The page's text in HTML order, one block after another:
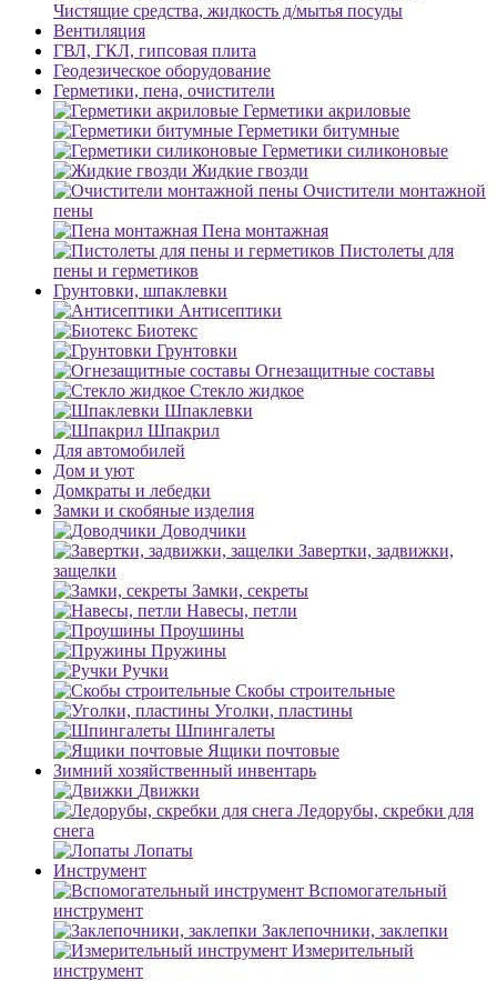
Чистящие средства, жидкость д/мытья посуды
Вентиляция
ГВЛ, ГКЛ, гипсовая плита
Геодезическое оборудование
Герметики, пена, очистители
Герметики акриловые
Герметики битумные
Герметики силиконовые
Жидкие гвозди
Очистители монтажной
пены
Пена монтажная
Пистолеты для
пены и герметиков
Грунтовки, шпаклевки
Антисептики
Биотекс
Грунтовки
Огнезащитные составы
Стекло жидкое
Шпаклевки
Шпакрил
Для автомобилей
Дом и уют
Домкраты и лебедки
Замки и скобяные изделия
Доводчики
Завертки, задвижки,
защелки
Замки, секреты
Навесы, петли
Проушины
Пружины
Ручки
Скобы строительные
Уголки, пластины
Шпингалеты
Ящики почтовые
Зимний хозяйственный инвентарь
Движки
Ледорубы, скребки для
снега
Лопаты
Инструмент
Вспомогательный
инструмент
Заклепочники, заклепки
Измерительный
инструмент